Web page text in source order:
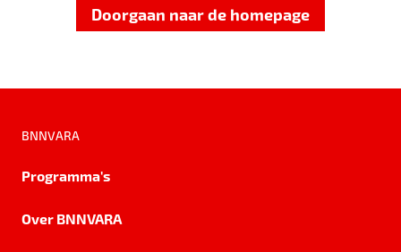
Doorgaan naar de homepage
BNNVARA
Programma's
Over BNNVARA